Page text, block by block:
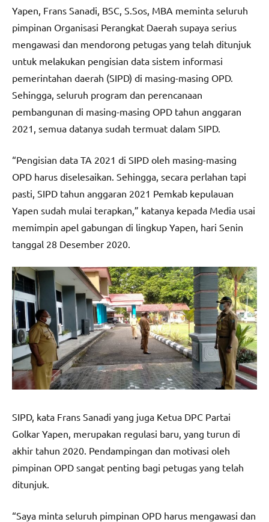
Yapen, Frans Sanadi, BSC, S.Sos, MBA meminta seluruh
pimpinan Organisasi Perangkat Daerah supaya serius
mengawasi dan mendorong petugas yang telah ditunjuk
untuk melakukan pengisian data sistem informasi
pemerintahan daerah (SIPD) di masing-masing OPD.
Sehingga, seluruh program dan perencanaan
pembangunan di masing-masing OPD tahun anggaran
2021, semua datanya sudah termuat dalam SIPD.
“Pengisian data TA 2021 di SIPD oleh masing-masing
OPD harus diselesaikan. Sehingga, secara perlahan tapi
pasti, SIPD tahun anggaran 2021 Pemkab kepulauan
Yapen sudah mulai terapkan,” katanya kepada Media usai
memimpin apel gabungan di lingkup Yapen, hari Senin
tanggal 28 Desember 2020.
SIPD, kata Frans Sanadi yang juga Ketua DPC Partai
Golkar Yapen, merupakan regulasi baru, yang turun di
akhir tahun 2020. Pendampingan dan motivasi oleh
pimpinan OPD sangat penting bagi petugas yang telah
ditunjuk.
“Saya minta seluruh pimpinan OPD harus mengawasi dan